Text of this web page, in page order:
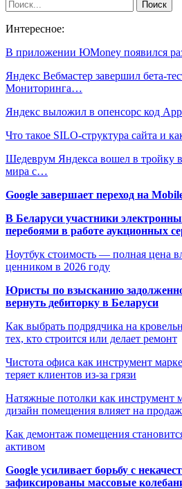
Интересное:
В приложении ЮMoney появился
Яндекс Вебмастер завершил бета-
Мониторинга…
Яндекс выложил в опенсорс код
Что такое SILO-структура сайта и
Шедеврум Яндекса вошел в тройку
мира с…
Google завершает переход на
В Беларуси участники
перебоями в работе аукционных
Ноутбук стоимость — полная цена
ценником в 2026 году
Юристы по взысканию
вернуть дебиторку в Беларуси
Как выбрать подрядчика на
тех, кто строится или делает ремонт
Чистота офиса как инструмент
теряет клиентов из-за грязи
Натяжные потолки как инструмент
дизайн помещения влияет на
Как демонтаж помещения
активом
Google усиливает борьбу с
зафиксированы массовые